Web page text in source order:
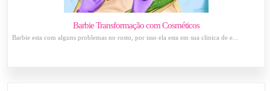
Barbie Transformação com Cosméticos
Barbie esta com alguns problemas no rosto, por isso ela esta em sua clinica de e...